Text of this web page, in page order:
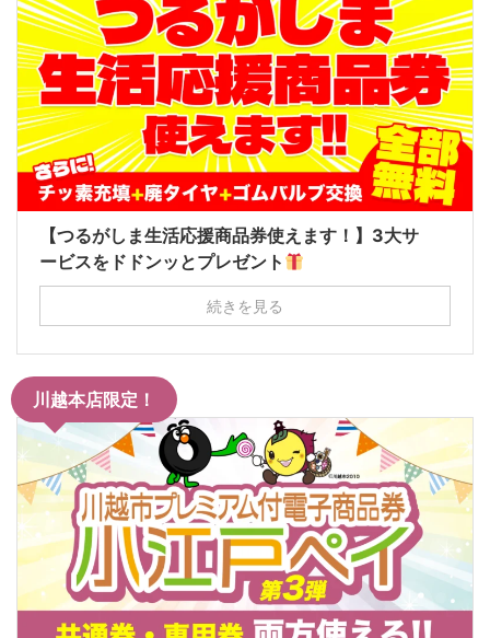
【つるがしま生活応援商品券使えます！】3大サ
ービスをドドンッとプレゼント
続きを見る
川越本店限定！